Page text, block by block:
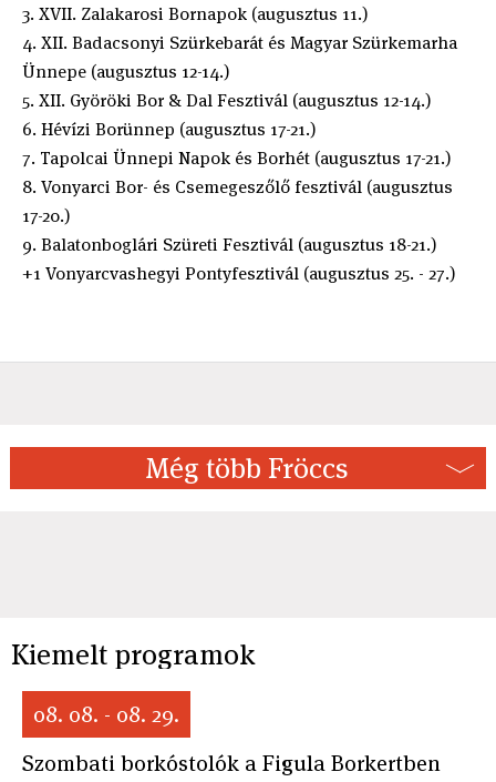
3. XVII. Zalakarosi Bornapok (augusztus 11.)
4. XII. Badacsonyi Szürkebarát és Magyar Szürkemarha
Ünnepe (augusztus 12-14.)
5. XII. Györöki Bor & Dal Fesztivál (augusztus 12-14.)
6. Hévízi Borünnep (augusztus 17-21.)
7. Tapolcai Ünnepi Napok és Borhét (augusztus 17-21.)
8. Vonyarci Bor- és Csemegeszőlő fesztivál (augusztus
17-20.)
9. Balatonboglári Szüreti Fesztivál (augusztus 18-21.)
+1 Vonyarcvashegyi Pontyfesztivál (augusztus 25. - 27.)
Még több Fröccs
Kiemelt programok
08. 08. - 08. 29.
Szombati borkóstolók a Figula Borkertben